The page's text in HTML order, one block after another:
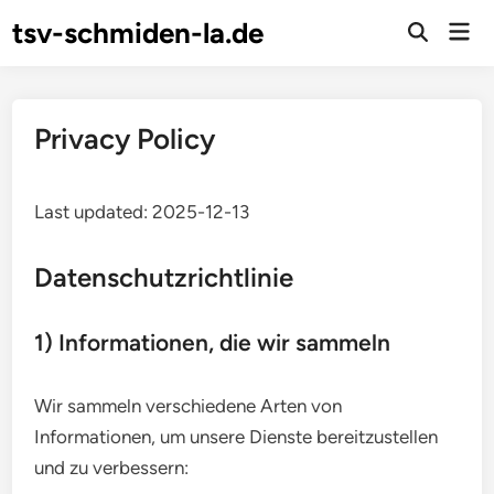
totsv-schmiden-la.de
Open
Privacy Policy
Last updated: 2025-12-13
Datenschutzrichtlinie
1) Informationen, die wir sammeln
Wir sammeln verschiedene Arten von
Informationen, um unsere Dienste bereitzustellen
und zu verbessern: